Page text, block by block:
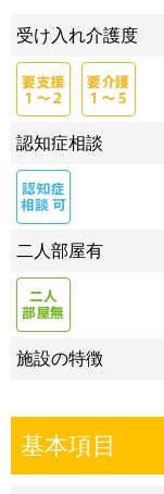
受け入れ介護度
認知症相談
二人部屋有
施設の特徴
基本項目